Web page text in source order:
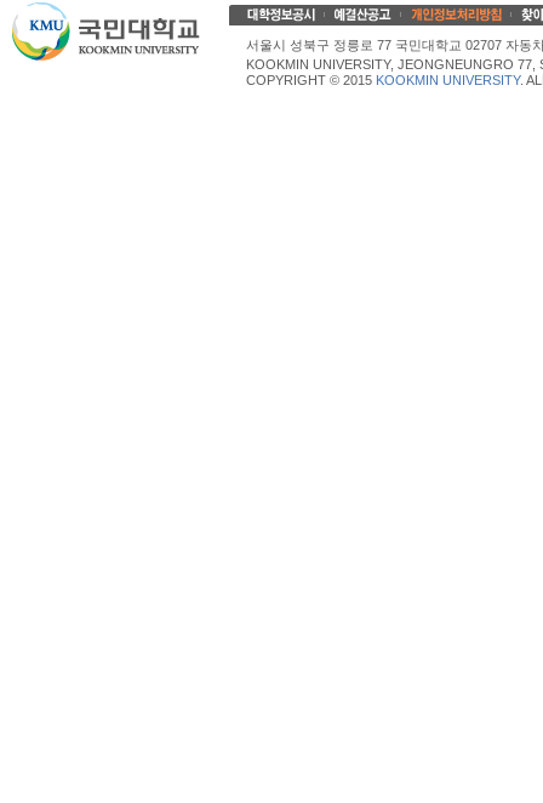
서울시 성북구 정릉로 77 국민대학교 02707 자동
KOOKMIN UNIVERSITY, JEONGNEUNGRO
COPYRIGHT © 2015 KOOKMIN UNIVERSITY.